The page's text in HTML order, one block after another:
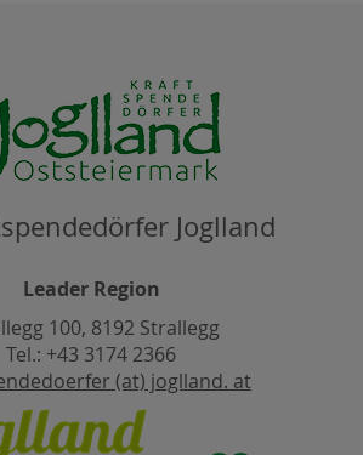
Joglland
Leader Region
100, 8192 Strallegg
Tel.: +43 3174 2366
(at) joglland. at